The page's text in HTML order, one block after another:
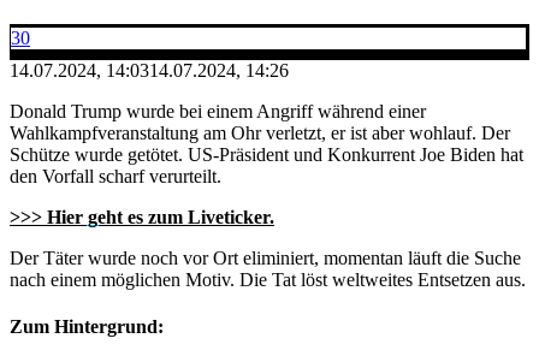
30
14.07.2024, 14:0314.07.2024, 14:26
Donald Trump wurde bei einem Angriff während einer
Wahlkampfveranstaltung am Ohr verletzt, er ist aber wohlauf. Der
Schütze wurde getötet. US-Präsident und Konkurrent Joe Biden hat
den Vorfall scharf verurteilt.
>>> Hier geht es zum Liveticker.
Der Täter wurde noch vor Ort eliminiert, momentan läuft die Suche
nach einem möglichen Motiv. Die Tat löst weltweites Entsetzen aus.
Zum Hintergrund: